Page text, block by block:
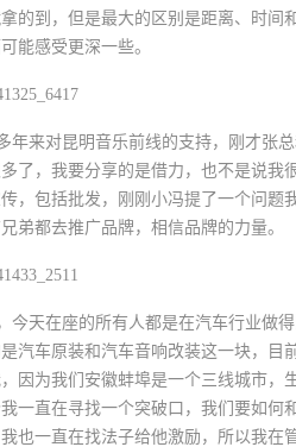
的到，但是最大的区别是距离、时间
能感受更深一些。
对昆明音乐前线的支持，刚才张总
了，我要分享的是借力，也不是说我
，包括批发，刚刚小冯提了一个问题
弟都去推广品牌，相信品牌的力量。
在座的所有人都是在汽车行业做得
汽车原装和汽车音响改装这一块，目
因为我们安徽蚌埠是一个三线城市，
一直在寻找一个突破口，我们要如何
也一直在找法子给他激励，所以我在